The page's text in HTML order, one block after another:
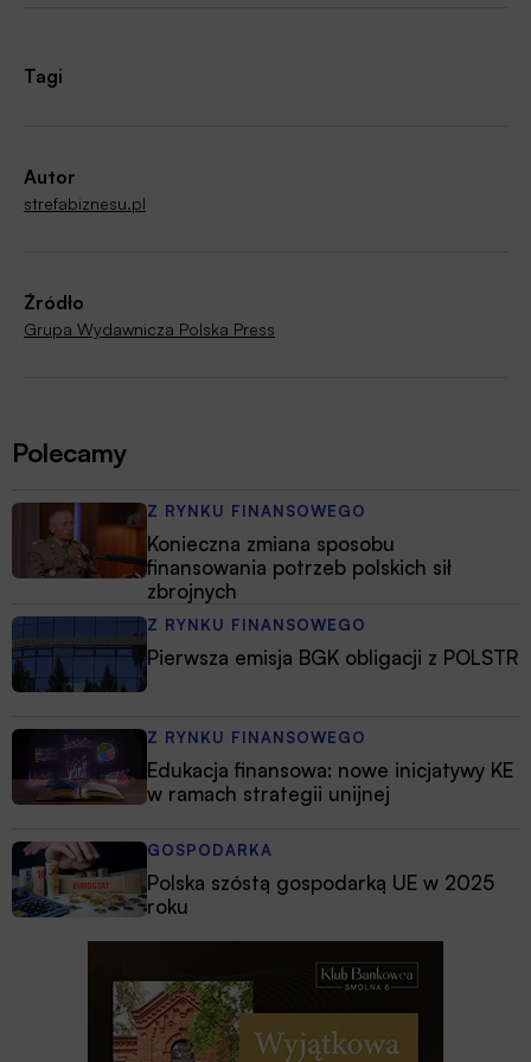
Tagi
Autor
strefabiznesu.pl
Źródło
Grupa Wydawnicza Polska Press
Polecamy
Z RYNKU FINANSOWEGO
Konieczna zmiana sposobu
finansowania potrzeb polskich sił
zbrojnych
Z RYNKU FINANSOWEGO
Pierwsza emisja BGK obligacji z POLSTR
Z RYNKU FINANSOWEGO
Edukacja finansowa: nowe inicjatywy KE
w ramach strategii unijnej
GOSPODARKA
Polska szóstą gospodarką UE w 2025
roku